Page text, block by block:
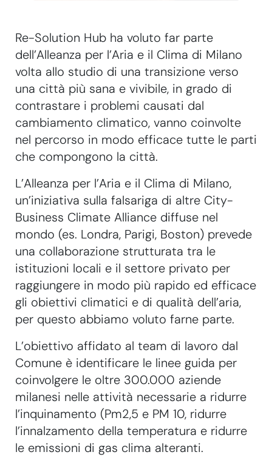
Re-Solution Hub ha voluto far parte
dell’Alleanza per l’Aria e il Clima di Milano
volta allo studio di una transizione verso
una città più sana e vivibile, in grado di
contrastare i problemi causati dal
cambiamento climatico, vanno coinvolte
nel percorso in modo efficace tutte le parti
che compongono la città.
L’Alleanza per l’Aria e il Clima di Milano,
un’iniziativa sulla falsariga di altre City-
Business Climate Alliance diffuse nel
mondo (es. Londra, Parigi, Boston) prevede
una collaborazione strutturata tra le
istituzioni locali e il settore privato per
raggiungere in modo più rapido ed efficace
gli obiettivi climatici e di qualità dell’aria,
per questo abbiamo voluto farne parte.
L’obiettivo affidato al team di lavoro dal
Comune è identificare le linee guida per
coinvolgere le oltre 300.000 aziende
milanesi nelle attività necessarie a ridurre
l’inquinamento (Pm2,5 e PM 10, ridurre
l’innalzamento della temperatura e ridurre
le emissioni di gas clima alteranti.